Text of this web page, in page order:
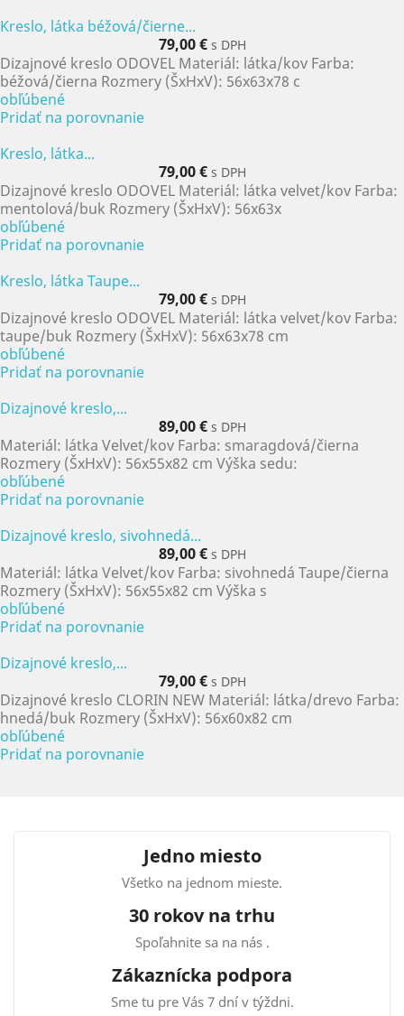
Kreslo, látka béžová/čierne...
79,00 € s DPH
Dizajnové kreslo ODOVEL Materiál: látka/kov Farba:
béžová/čierna Rozmery (ŠxHxV): 56x63x78 c
obľúbené
Pridať na porovnanie
Kreslo, látka...
79,00 € s DPH
Dizajnové kreslo ODOVEL Materiál: látka velvet/kov Farba:
mentolová/buk Rozmery (ŠxHxV): 56x63x
obľúbené
Pridať na porovnanie
Kreslo, látka Taupe...
79,00 € s DPH
Dizajnové kreslo ODOVEL Materiál: látka velvet/kov Farba:
taupe/buk Rozmery (ŠxHxV): 56x63x78 cm
obľúbené
Pridať na porovnanie
Dizajnové kreslo,...
89,00 € s DPH
Materiál: látka Velvet/kov Farba: smaragdová/čierna
Rozmery (ŠxHxV): 56x55x82 cm Výška sedu:
obľúbené
Pridať na porovnanie
Dizajnové kreslo, sivohnedá...
89,00 € s DPH
Materiál: látka Velvet/kov Farba: sivohnedá Taupe/čierna
Rozmery (ŠxHxV): 56x55x82 cm Výška s
obľúbené
Pridať na porovnanie
Dizajnové kreslo,...
79,00 € s DPH
Dizajnové kreslo CLORIN NEW Materiál: látka/drevo Farba:
hnedá/buk Rozmery (ŠxHxV): 56x60x82 cm
obľúbené
Pridať na porovnanie
Jedno miesto
Všetko na jednom mieste.
30 rokov na trhu
Spoľahnite sa na nás .
Zákaznícka podpora
Sme tu pre Vás 7 dní v týždni.